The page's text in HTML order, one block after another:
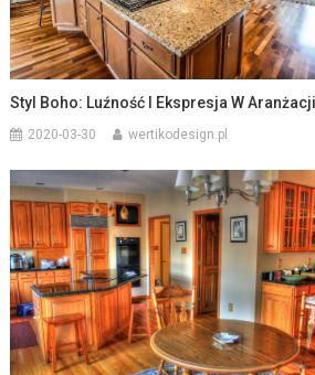
Styl Boho: Luźność I Ekspresja W
2020-03-30 wertikodesign.pl